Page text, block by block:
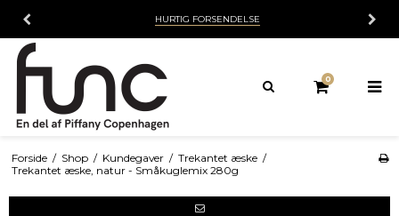
HURTIG FORSENDELSE
0
Forside / Shop / Kundegaver / Trekantet æske /
Trekantet æske, natur - Småkuglemix 280g